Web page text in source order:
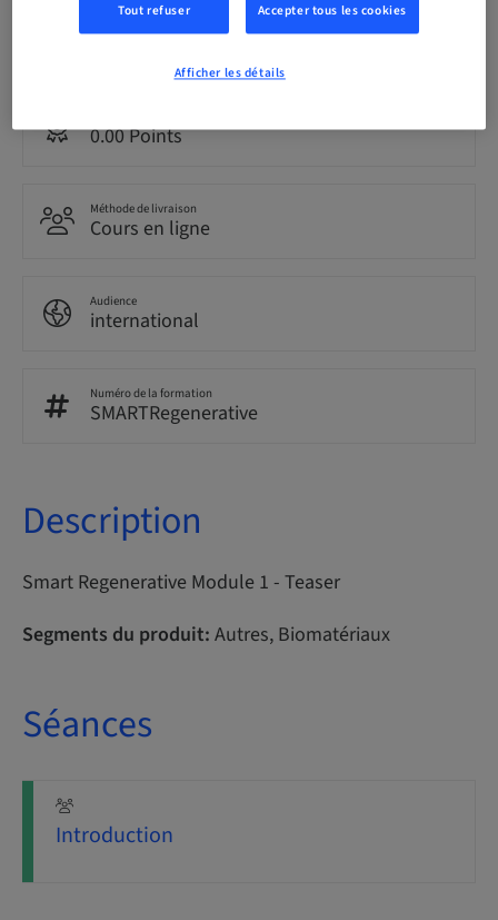
Anglais
0.00 Points
Méthode de livraison
Cours en ligne
Audience
international
Numéro de la formation
SMARTRegenerative
Description
Smart Regenerative Module 1 - Teaser
Segments du produit: Autres, Biomatériaux
Séances
Introduction
Tout refuser Accepter tous les cookies
Afficher les détails